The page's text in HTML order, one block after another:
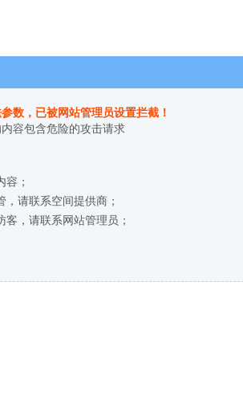
数，已被网站管理员设置拦截！
容包含危险的攻击请求
容；
，请联系空间提供商；
客，请联系网站管理员；